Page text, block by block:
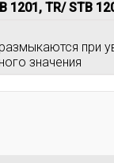
1201, TR/ STB
при
значения